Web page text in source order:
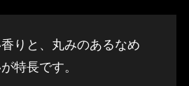
りと、丸みのあるなめ
特長です。